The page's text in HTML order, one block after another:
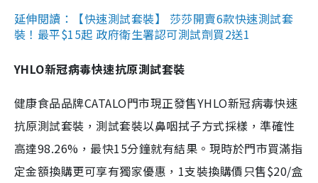
延伸閱讀：【快速測試套裝】 莎莎開賣6款快速測試套
裝！最平$15起 政府衛生署認可測試劑買2送1
YHLO新冠病毒快速抗原測試套裝
健康食品品牌CATALO門市現正發售YHLO新冠病毒快速
抗原測試套裝，測試套裝以鼻咽拭子方式採樣，準確性
高達98.26%，最快15分鐘就有結果。現時於門市買滿指
定金額換購更可享有獨家優惠，1支裝換購價只售$20/盒